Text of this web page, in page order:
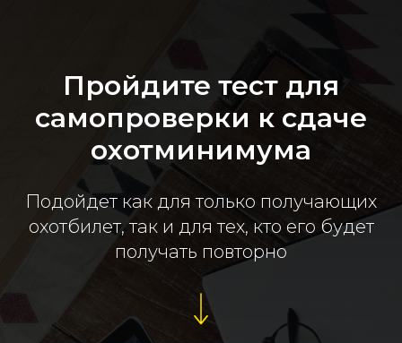
Пройдите тест для
самопроверки к сдаче
охотминимума
Подойдет как для только получающих
охотбилет, так и для тех, кто его будет
получать повторно